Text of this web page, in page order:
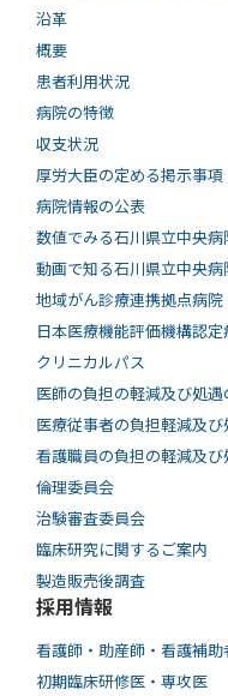
沿革
概要
患者利用状況
病院の特徴
収支状況
厚労大臣の定める掲示事項
病院情報の公表
数値でみる石川県立中央病
動画で知る⽯川県⽴中央病
地域がん診療連携拠点病院
日本医療機能評価機構認定
クリニカルパス
医師の負担の軽減及び処
医療従事者の負担軽減及
看護職員の負担の軽減及
倫理委員会
治験審査委員会
臨床研究に関するご案内
製造販売後調査
採用情報
看護師・助産師・看護補助
初期臨床研修医・専攻医